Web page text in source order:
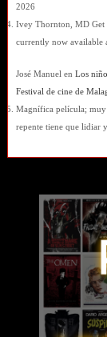
2026
Ivey Thornton, MD Get
currently now available
José Manuel en Los
Festival de cine de
Magnífica película; muy
repente tiene que lidiar